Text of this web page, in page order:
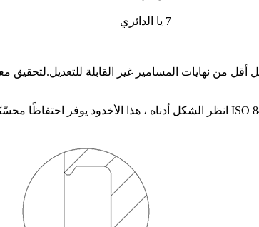
7 يا الدائري
أقل من نهايات المسامير غير القابلة